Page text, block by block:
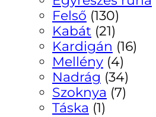
Felső (130)
Kabát (21)
Kardigán (16)
Mellény (4)
Nadrág (34)
Szoknya (7)
Táska (1)